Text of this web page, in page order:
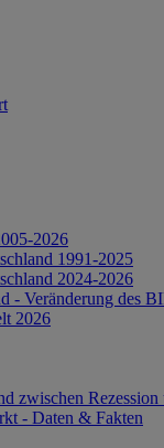
2026
1991-2025
2024-2026
- Veränderung des
2026
zwischen
- Daten & Fakten